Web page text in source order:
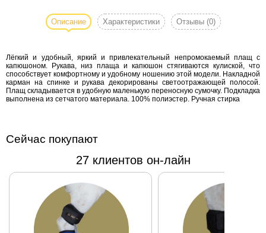
привлекательный
непромокаемый
капюшоном.
Рукава, низ
плаща и капюшон
стягиваются
комфортному и
модели.
карман на спинке
и рукава
декорированы
Описание Характеристики Отзывы (0)
Лёгкий и удобный, яркий и привлекательный непромокаемый плащ с
капюшоном. Рукава, низ плаща и капюшон стягиваются кулиской, что
способствует комфортному и удобному ношению этой модели. Накладной
карман на спинке и рукава декорированы светоотражающей полосой.
Плащ складывается в удобную маленькую переносную сумочку. Подкладка
выполнена из сетчатого материала. 100% полиэстер. Ручная стирка
Сейчас покупают
27 клиентов он-лайн